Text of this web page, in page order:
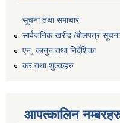
सूचना तथा समाचार
सार्वजनिक खरीद /बोलपत्र सूचना
एन, कानुन तथा निर्देशिका
कर तथा शुल्कहरु
आपत्कालिन